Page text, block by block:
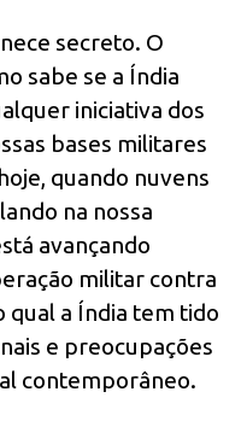
secreto. O
sabe se a Índia
iniciativa dos
bases militares
quando nuvens
na nossa
avançando
militar contra
qual a Índia tem tido
e preocupações
contemporâneo.